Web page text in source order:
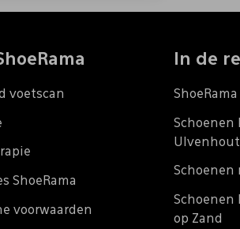
voetscan
ShoeRama
voorwaarden
In de
Schoenen
Ulvenhout
Schoenen
Schoenen
op Zand